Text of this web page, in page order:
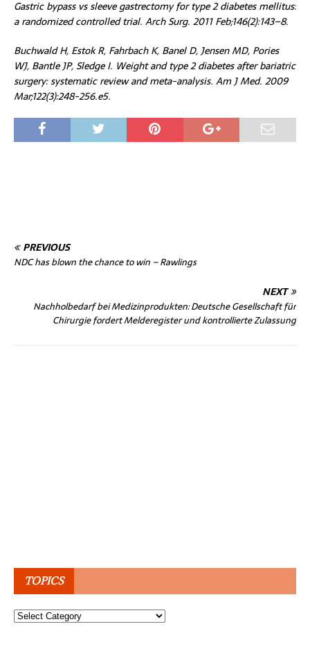
Gastric bypass vs sleeve gastrectomy for type 2 diabetes mellitus:
a randomized controlled trial. Arch Surg. 2011 Feb;146(2):143–8.
Buchwald H, Estok R, Fahrbach K, Banel D, Jensen MD, Pories
WJ, Bantle JP, Sledge I. Weight and type 2 diabetes after bariatric
surgery: systematic review and meta-analysis. Am J Med. 2009
Mar;122(3):248-256.e5.
PREVIOUS
NDC has blown the chance to win – Rawlings
NEXT
Nachholbedarf bei Medizinprodukten: Deutsche Gesellschaft für
Chirurgie fordert Melderegister und kontrollierte Zulassung
TOPICS
Topics